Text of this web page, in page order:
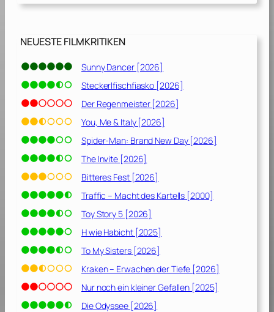
1
]
NEUESTE FILMKRITIKEN
Sunny Dancer [2026]
Steckerlfischfiasko [2026]
Der Regenmeister [2026]
You, Me & Italy [2026]
Spider-Man: Brand New Day [2026]
The Invite [2026]
Bitteres Fest [2026]
Traffic – Macht des Kartells [2000]
Toy Story 5 [2026]
H wie Habicht [2025]
To My Sisters [2026]
Kraken – Erwachen der Tiefe [2026]
Nur noch ein kleiner Gefallen [2025]
Die Odyssee [2026]